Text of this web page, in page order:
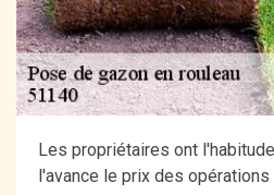
Les propriétaires ont
l'avance le prix des